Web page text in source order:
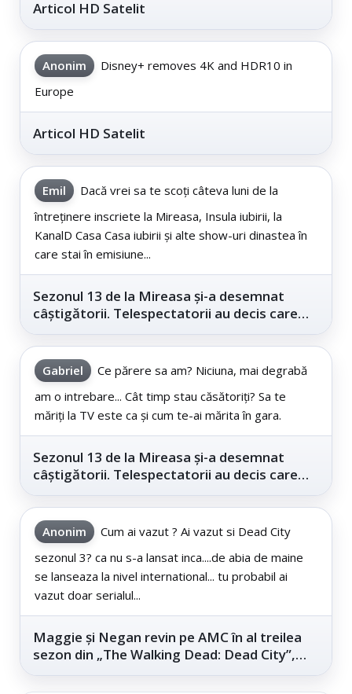
Articol HD Satelit
Anonim
Disney+ removes 4K and HDR10 in
Europe
Articol HD Satelit
Emil
Dacă vrei sa te scoți câteva luni de la
întreținere inscriete la Mireasa, Insula iubirii, la
KanalD Casa Casa iubirii și alte show-uri dinastea în
care stai în emisiune...
Sezonul 13 de la Mireasa și-a desemnat
câștigătorii. Telespectatorii au decis care
Gabriel
Ce părere sa am? Niciuna, mai degrabă
am o intrebare... Cât timp stau căsătoriți? Sa te
măriți la TV este ca și cum te-ai mărita în gara.
Sezonul 13 de la Mireasa și-a desemnat
câștigătorii. Telespectatorii au decis care
Anonim
Cum ai vazut ? Ai vazut si Dead City
sezonul 3? ca nu s-a lansat inca....de abia de maine
se lanseaza la nivel international... tu probabil ai
vazut doar serialul...
Maggie și Negan revin pe AMC în al treilea
sezon din „The Walking Dead: Dead City”,